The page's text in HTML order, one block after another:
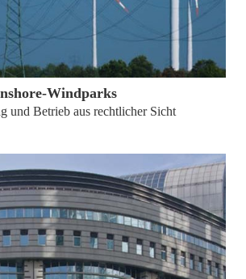
Hirsch, Dr. Martin Wittemeier
Windparks
und Betrieb aus rechtlicher Sicht